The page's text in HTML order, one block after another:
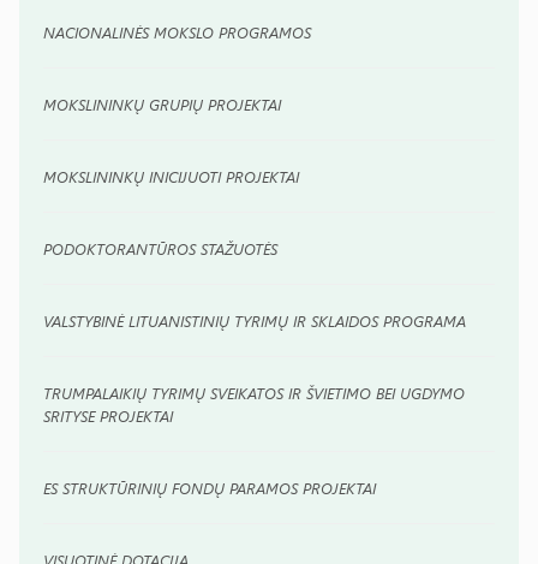
NACIONALINĖS MOKSLO PROGRAMOS
MOKSLININKŲ GRUPIŲ PROJEKTAI
MOKSLININKŲ INICIJUOTI PROJEKTAI
PODOKTORANTŪROS STAŽUOTĖS
VALSTYBINĖ LITUANISTINIŲ TYRIMŲ IR SKLAIDOS PROGRAMA
TRUMPALAIKIŲ TYRIMŲ SVEIKATOS IR ŠVIETIMO BEI UGDYMO
SRITYSE PROJEKTAI
ES STRUKTŪRINIŲ FONDŲ PARAMOS PROJEKTAI
VISUOTINĖ DOTACIJA